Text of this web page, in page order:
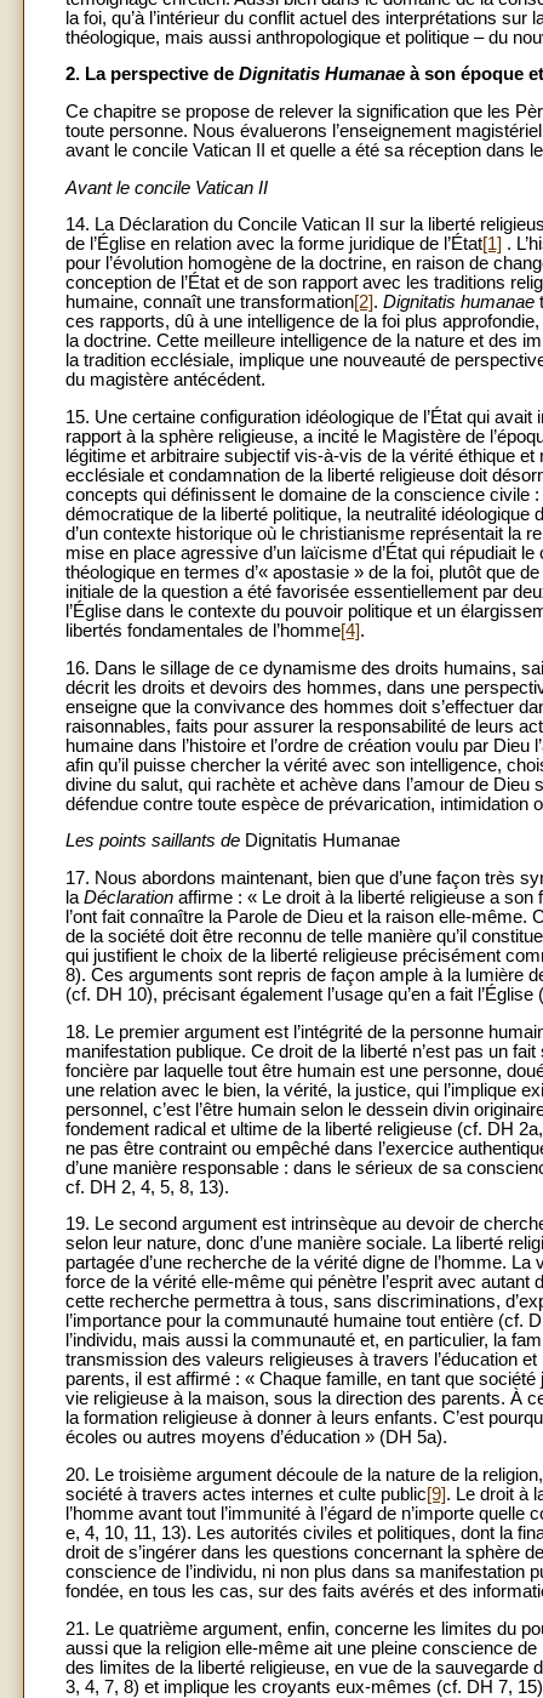
la foi, qu’à l’intérieur du conflit actuel des interprétations
théologique, mais aussi anthropologique et politique – du
2. La perspective de Dignitatis Humanae à son époque
Ce chapitre se propose de relever la signification que les
toute personne. Nous évaluerons l’enseignement
avant le concile Vatican II et quelle a été sa réception dans
Avant le concile Vatican II
14. La Déclaration du Concile Vatican II sur la liberté
de l’Église en relation avec la forme juridique de l’État[1] .
pour l’évolution homogène de la doctrine, en raison de
conception de l’État et de son rapport avec les traditions
humaine, connaît une transformation[2]. Dignitatis humanae
ces rapports, dû à une intelligence de la foi plus
la doctrine. Cette meilleure intelligence de la nature et des
la tradition ecclésiale, implique une nouveauté de
du magistère antécédent.
15. Une certaine configuration idéologique de l’État qui
rapport à la sphère religieuse, a incité le Magistère de
légitime et arbitraire subjectif vis-à-vis de la vérité éthique et
ecclésiale et condamnation de la liberté religieuse doit
concepts qui définissent le domaine de la conscience civile
démocratique de la liberté politique, la neutralité idéologique
d’un contexte historique où le christianisme représentait la
mise en place agressive d’un laïcisme d’État qui répudiait
théologique en termes d’« apostasie » de la foi, plutôt que
initiale de la question a été favorisée essentiellement par
l’Église dans le contexte du pouvoir politique et un
libertés fondamentales de l’homme[4].
16. Dans le sillage de ce dynamisme des droits humains,
décrit les droits et devoirs des hommes, dans une
enseigne que la convivance des hommes doit s’effectuer
raisonnables, faits pour assurer la responsabilité de leurs
humaine dans l’histoire et l’ordre de création voulu par
afin qu’il puisse chercher la vérité avec son intelligence,
divine du salut, qui rachète et achève dans l’amour de
défendue contre toute espèce de prévarication, intimidation
Les points saillants de Dignitatis Humanae
17. Nous abordons maintenant, bien que d’une façon très
la Déclaration affirme : « Le droit à la liberté religieuse a
l’ont fait connaître la Parole de Dieu et la raison elle-
de la société doit être reconnu de telle manière qu’il
qui justifient le choix de la liberté religieuse précisément
8). Ces arguments sont repris de façon ample à la lumière
(cf. DH 10), précisant également l’usage qu’en a fait
18. Le premier argument est l’intégrité de la personne
manifestation publique. Ce droit de la liberté n’est pas un
foncière par laquelle tout être humain est une personne,
une relation avec le bien, la vérité, la justice, qui l’implique
personnel, c’est l’être humain selon le dessein divin
fondement radical et ultime de la liberté religieuse (cf. DH
ne pas être contraint ou empêché dans l’exercice
d’une manière responsable : dans le sérieux de sa
cf. DH 2, 4, 5, 8, 13).
19. Le second argument est intrinsèque au devoir de
selon leur nature, donc d’une manière sociale. La liberté
partagée d’une recherche de la vérité digne de l’homme.
force de la vérité elle-même qui pénètre l’esprit avec
cette recherche permettra à tous, sans discriminations,
l’importance pour la communauté humaine tout entière (cf.
l’individu, mais aussi la communauté et, en particulier, la
transmission des valeurs religieuses à travers l’éducation
parents, il est affirmé : « Chaque famille, en tant que
vie religieuse à la maison, sous la direction des parents. À
la formation religieuse à donner à leurs enfants. C’est
écoles ou autres moyens d’éducation » (DH 5a).
20. Le troisième argument découle de la nature de la religion,
société à travers actes internes et culte public[9]. Le droit à
l’homme avant tout l’immunité à l’égard de n’importe
e, 4, 10, 11, 13). Les autorités civiles et politiques, dont la
droit de s’ingérer dans les questions concernant la sphère
conscience de l’individu, ni non plus dans sa manifestation
fondée, en tous les cas, sur des faits avérés et des
21. Le quatrième argument, enfin, concerne les limites du
aussi que la religion elle-même ait une pleine conscience
des limites de la liberté religieuse, en vue de la
3, 4, 7, 8) et implique les croyants eux-mêmes (cf. DH 7,